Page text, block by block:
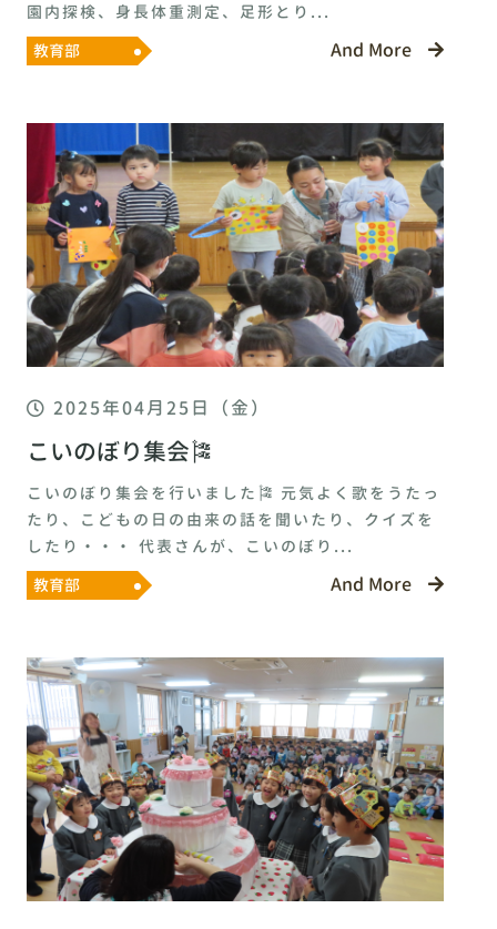
園内探検、身長体重測定、足形とり...
教育部
And More
2025年04月25日（金）
こいのぼり集会🎏
こいのぼり集会を行いました🎏 元気よく歌をうたっ
たり、こどもの日の由来の話を聞いたり、クイズを
したり・・・ 代表さんが、こいのぼり...
教育部
And More